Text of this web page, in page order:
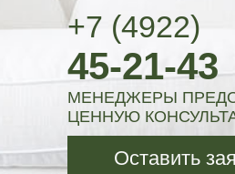
+7 (4922)
45-21-43
МЕНЕДЖЕРЫ
ЦЕННУЮ
Оставить